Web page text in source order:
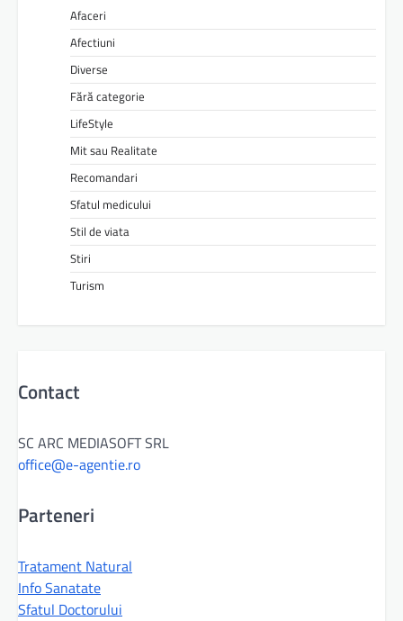
Afaceri
Afectiuni
Diverse
Fără categorie
LifeStyle
Mit sau Realitate
Recomandari
Sfatul medicului
Stil de viata
Stiri
Turism
Contact
SC ARC MEDIASOFT SRL
office@e-agentie.ro
Parteneri
Tratament Natural
Info Sanatate
Sfatul Doctorului